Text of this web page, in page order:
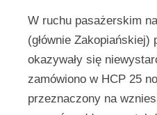
W ruchu pasażerskim
(głównie
okazywały się
zamówiono w HCP 25
przeznaczony na